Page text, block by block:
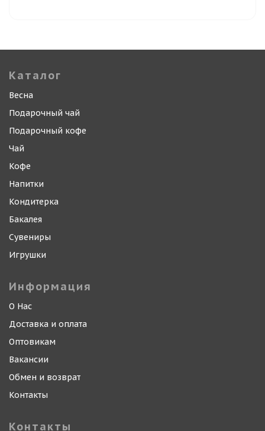
Каталог
Весна
Подарочный чай
Подарочный кофе
Чай
Кофе
Напитки
Кондитерка
Бакалея
Сувениры
Игрушки
Информация
О Нас
Доставка и оплата
Оптовикам
Вакансии
Обмен и возврат
Контакты
Контакты